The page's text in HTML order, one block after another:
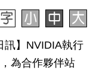
訊】NVIDIA執行
為合作夥伴站